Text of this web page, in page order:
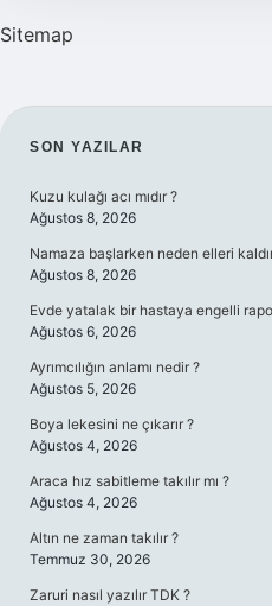
Sitemap
SIDEBAR
SON YAZILAR
Kuzu kulağı acı mıdır ?
Ağustos 8, 2026
Namaza başlarken neden elleri
Ağustos 8, 2026
Evde yatalak bir hastaya engelli
Ağustos 6, 2026
Ayrımcılığın anlamı nedir ?
Ağustos 5, 2026
Boya lekesini ne çıkarır ?
Ağustos 4, 2026
Araca hız sabitleme takılır mı ?
Ağustos 4, 2026
Altın ne zaman takılır ?
Temmuz 30, 2026
Zaruri nasıl yazılır TDK ?